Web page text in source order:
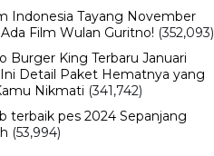
Indonesia Tayang November
Film Wulan Guritno! (352,093)
Burger King Terbaru Januari
Detail Paket Hematnya yang
Nikmati (341,742)
terbaik pes 2024 Sepanjang
(53,994)